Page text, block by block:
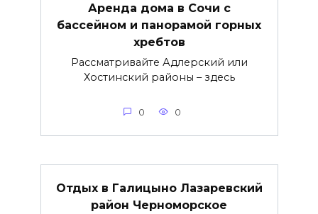
Аренда дома в Сочи с
бассейном и панорамой горных
хребтов
Рассматривайте Адлерский или
Хостинский районы – здесь
0 0
Отдых в Галицыно Лазаревский
район Черноморское